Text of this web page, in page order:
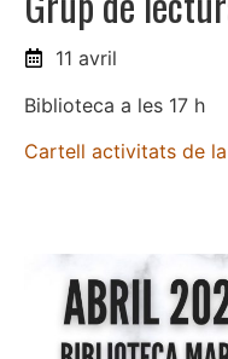
11 avril
Biblioteca a les 17 h
Cartell activitats de